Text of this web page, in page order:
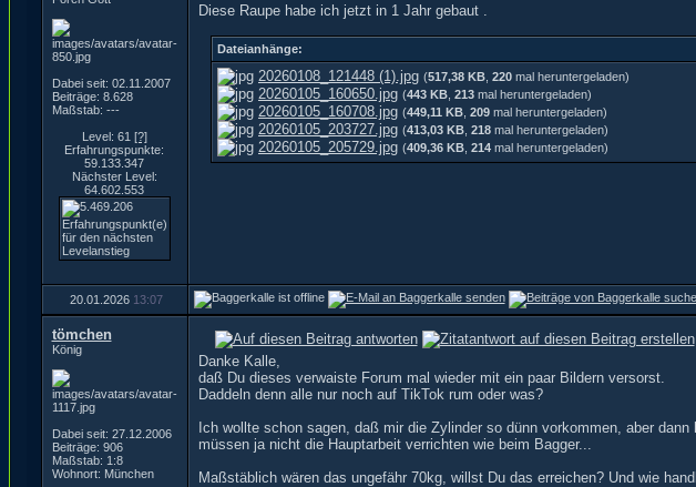
Dabei seit: 02.11.2007
Beiträge: 8.628
Maßstab: ---
Level: 61 [?]
Erfahrungspunkte:
59.133.347
Nächster Level:
64.602.553
Diese Raupe habe ich jetzt in 1 Jahr gebaut .
Dateianhänge:
20260108_121448 (1).jpg (517,38 KB 220 mal heruntergeladen)
20260105_160650.jpg (443 KB 213 mal heruntergeladen)
20260105_160708.jpg (449,11 KB 209 mal heruntergeladen)
20260105_203727.jpg (413,03 KB 218 mal heruntergeladen)
20260105_205729.jpg (409,36 KB 214 mal heruntergeladen)
20.01.2026 13:07
tömchen
König
Dabei seit: 27.12.2006
Beiträge: 906
Maßstab: 1:8
Wohnort: München
Danke Kalle,
daß Du dieses verwaiste Forum mal wieder mit ein paar Bildern versorst.
Daddeln denn alle nur noch auf TikTok rum oder was?
Ich wollte schon sagen, daß mir die Zylinder so dünn vorkommen, aber
müssen ja nicht die Hauptarbeit verrichten wie beim Bagger...
Maßstäblich wären das ungefähr 70kg, willst Du das erreichen? Und wie